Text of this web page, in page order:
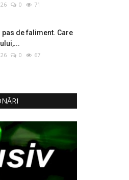
0 71
pas de faliment. Care
0 67